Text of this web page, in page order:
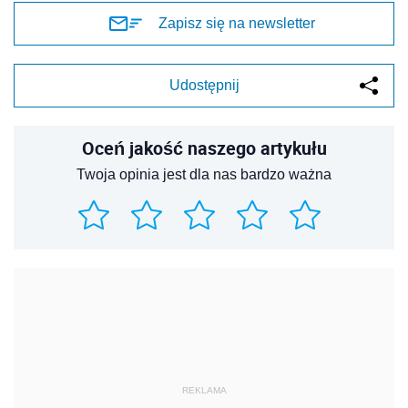
Zapisz się na newsletter
Udostępnij
Oceń jakość naszego artykułu
Twoja opinia jest dla nas bardzo ważna
REKLAMA